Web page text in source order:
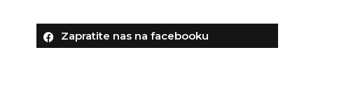
Zapratite nas na facebooku